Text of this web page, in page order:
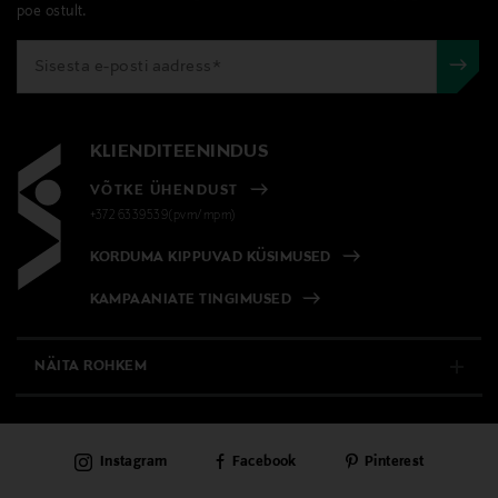
poe ostult.
KLIENDITEENINDUS
VÕTKE ÜHENDUST
+372 6339539(pvm/mpm)
KORDUMA KIPPUVAD KÜSIMUSED
KAMPAANIATE TINGIMUSED
NÄITA ROHKEM
PÜSIKLIENDITEENINDUS
Instagram Facebook Pinterest